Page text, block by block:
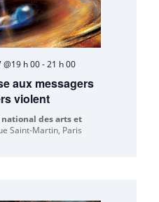
@19 h 00-21 h 00
aux messagers
violent
des arts et
Saint-Martin, Paris